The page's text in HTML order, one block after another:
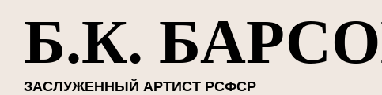
Б.К.
ЗАСЛУЖЕННЫЙ АРТИСТ РСФСР